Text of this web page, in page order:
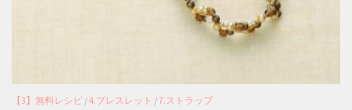
【3】無料レシピ /4.ブレスレット /7.ストラップ